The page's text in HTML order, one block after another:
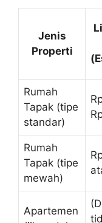
Jenis
Properti
Rumah
Tapak (tipe
standar)
Rumah
Tapak (tipe
mewah)
Apartemen